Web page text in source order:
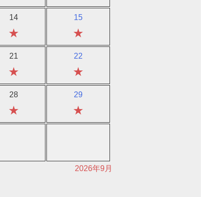
14
★
15
★
21
★
22
★
28
★
29
★
2026年9月